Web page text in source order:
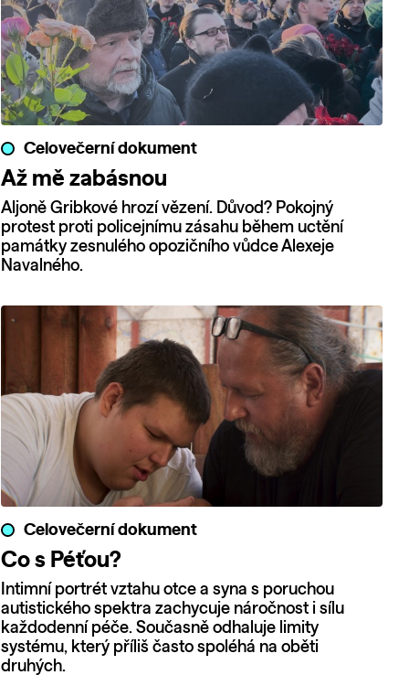
Celovečerní dokument
Až mě zabásnou
Aljoně Gribkové hrozí vězení. Důvod? Pokojný
protest proti policejnímu zásahu během uctění
památky zesnulého opozičního vůdce Alexeje
Navalného.
Celovečerní dokument
Co s Péťou?
Intimní portrét vztahu otce a syna s poruchou
autistického spektra zachycuje náročnost i sílu
každodenní péče. Současně odhaluje limity
systému, který příliš často spoléhá na oběti
druhých.